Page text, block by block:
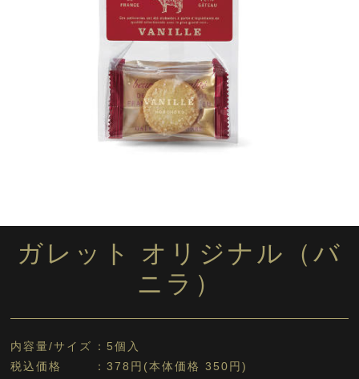
ガレット オリジナル（バ
ニラ）
内容量/サイズ
5個入
税込価格
378円(本体価格 350円)